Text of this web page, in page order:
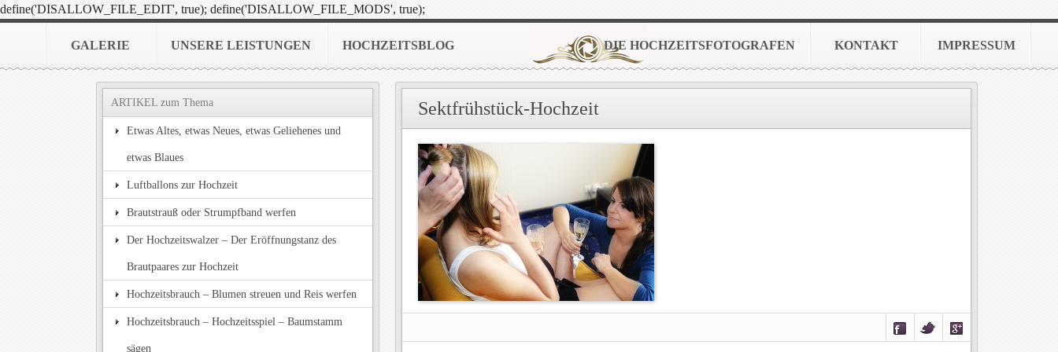
define('DISALLOW_FILE_EDIT', true); define('DISALLOW_FILE_MODS', true);
HOCHZEITSBLOG
UNSERE LEISTUNGEN
GALERIE DIE HOCHZEITSFOTOGRAFEN KONTAKT IMPRESSUM
Sektfrühstück-Hochzeit
ARTIKEL zum Thema
Etwas Altes, etwas Neues, etwas Geliehenes und
etwas Blaues
Luftballons zur Hochzeit
Brautstrauß oder Strumpfband werfen
Der Hochzeitswalzer – Der Eröffnungstanz des
Brautpaares zur Hochzeit
Hochzeitsbrauch – Blumen streuen und Reis werfen
Hochzeitsbrauch – Hochzeitsspiel – Baumstamm
sägen